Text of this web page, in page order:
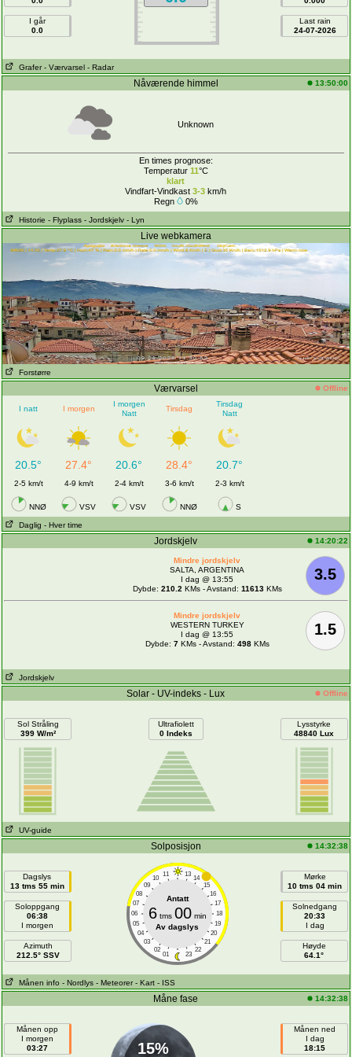
I går
0.0
Last rain
24-07-2026
Grafer - Værvarsel - Radar
Nåværende himmel 13:50:00
Unknown
En times prognose:
Temperatur 11°C
klart
Vindfart-Vindkast 3-3 km/h
Regn
0%
Historie - Flyplass - Jordskjelv - Lyn
Live webkamera
Forstørre
Værvarsel Offline
I natt I morgen
I morgen
Natt
Tirsdag
Tirsdag
Natt
20.5° 27.4° 20.6° 28.4° 20.7°
2-5 km/t 4-9 km/t 2-4 km/t 3-6 km/t 2-3 km/t
NNØ VSV VSV NNØ S
Daglig - Hver time
Jordskjelv 14:20:22
3.5
Mindre jordskjelv
SALTA, ARGENTINA
I dag @ 13:55
Dybde: 210.2 KMs - Avstand: 11613KMs
1.5
Mindre jordskjelv
WESTERN TURKEY
I dag @ 13:55
Dybde: 7KMs - Avstand: 498KMs
Jordskjelv
Solar - UV-indeks - Lux Offline
Sol Stråling
399 W/m²
Ultrafiolett
0 Indeks
Lysstyrke
48840 Lux
UV-guide
Solposisjon 14:32:38
Dagslys
13 tms 55 min
Soloppgang
06:38
I morgen
Azimuth
212.5° SSV
11 13
10
14
09
15
08
16
07
17
06
18
05
19
04
20
03
21
02
22
01 23
Antatt
6tms 00min
Av dagslys
Mørke
10 tms 04 min
Solnedgang
20:33
I dag
Høyde
64.1°
Månen info - Nordlys - Meteorer - Kart - ISS
Måne fase 14:32:38
Månen opp
I morgen
03:27
15%
Månen ned
I dag
18:15